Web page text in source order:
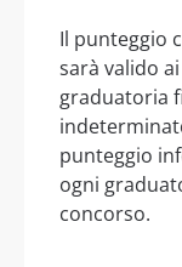
Il punteggio
sarà valido
graduatoria
punteggio
ogni
concorso.